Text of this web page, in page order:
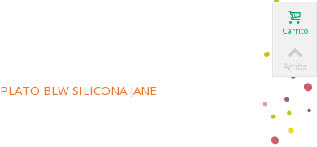
PLATO BLW SILICONA JANE
Carrito
Arriba